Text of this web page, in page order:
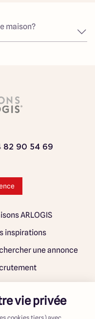
maison?
82 90 54 69
ARLOGIS
inspirations
une annonce